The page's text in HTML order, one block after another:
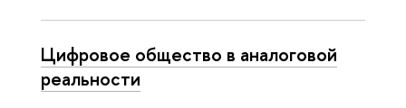
Цифровое общество в аналоговой
реальности